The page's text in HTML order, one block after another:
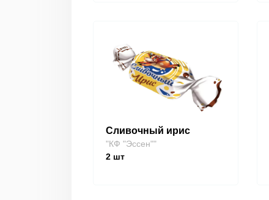
Сливочный ирис
"КФ "Эссен""
2 шт